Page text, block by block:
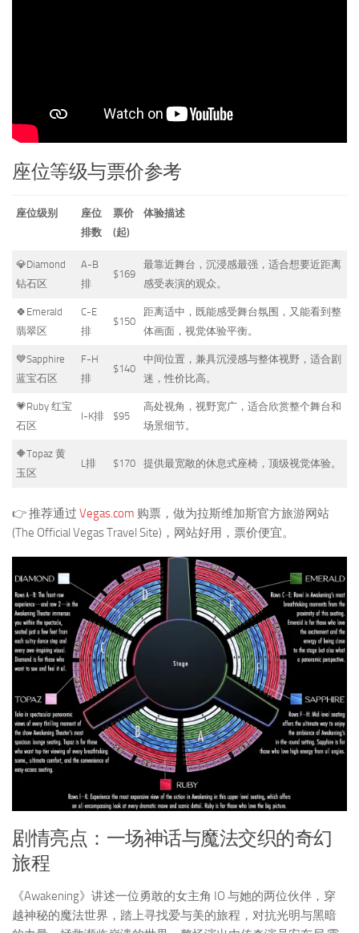
座位等级与票价参考
座位级别
座位
排数
票价
(起)
体验描述
💎Diamond
钻石区
A-B
排
$169
最靠近舞台，沉浸感最强，适合想要近距离
感受表演的观众。
🍀Emerald
翡翠区
C-E
排
$150
距离适中，既能感受舞台氛围，又能看到整
体画面，视觉体验平衡。
💙Sapphire
蓝宝石区
F-H
排
$140
中间位置，兼具沉浸感与整体视野，适合剧
迷，性价比高。
💗Ruby 红宝
石区
I-K排 $95
高处视角，视野宽广，适合欣赏整个舞台和
场景细节。
🔶Topaz 黄
玉区
L排 $170 提供最宽敞的休息式座椅，顶级视觉体验。
👉 推荐通过 Vegas.com 购票，做为拉斯维加斯官方旅游网站
(The Official Vegas Travel Site)，网站好用，票价便宜。
剧情亮点：一场神话与魔法交织的奇幻
旅程
《Awakening》讲述一位勇敢的女主角 IO 与她的两位伙伴，穿
越神秘的魔法世界，踏上寻找爱与美的旅程，对抗光明与黑暗